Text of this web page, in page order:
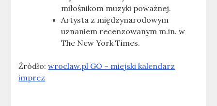
miłośnikom muzyki poważnej.
Artysta z międzynarodowym
uznaniem recenzowanym m.in. w
The New York Times.
Źródło:wroclaw.pl GO – miejski kalendarz
imprez